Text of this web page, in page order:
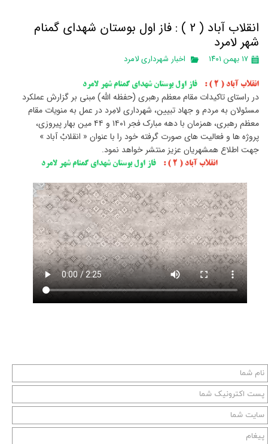
انقلاب آباد ( 2 ) : فاز اول بوستان شهدای گمنام
شهر لامرد
۱۷ بهمن ۱۴۰۱ اخبار شهرداری لامرد
انقلاب آباد ( 2 ) : فاز اول بوستان شهدای گمنام شهر لامرد
در راستای تاکیدات مقام معظم رهبری (حفظه الله) مبنی بر گزارش عملکرد
مسئولان به مردم و جهاد تبیین، شهرداری لامِرد در عمل به منویات مقام
معظم رهبری، همزمان با دهه مبارک فجر ۱۴۰۱ و ۴۴ مین بهار پیروزی،
پروژه ها و فعالیت های صورت گرفته خود را با عنوان « انقلابْ آباد »
جهت اطلاع همشهریان عزیز منتشر خواهد نمود.
انقلاب آباد ( 2 ) : فاز اول بوستان شهدای گمنام شهر لامرد